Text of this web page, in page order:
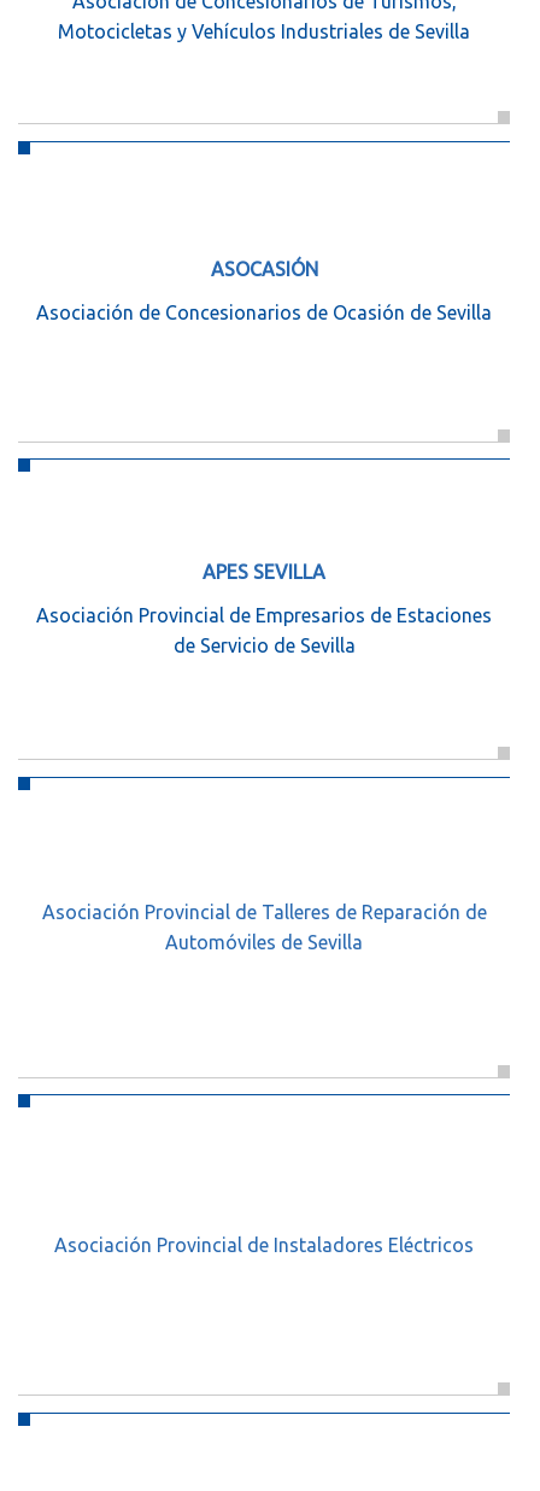
Motocicletas y Vehículos Industriales de Sevilla
ASOCASIÓN
Asociación de Concesionarios de Ocasión de Sevilla
APES SEVILLA
Asociación Provincial de Empresarios de Estaciones
de Servicio de Sevilla
Asociación Provincial de Talleres de Reparación de
Automóviles de Sevilla
Asociación Provincial de Instaladores Eléctricos